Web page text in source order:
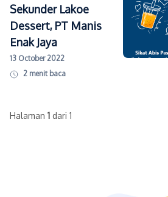
Sekunder Lakoe
Dessert, PT Manis
Enak Jaya
13 October 2022
2 menit baca
Halaman 1 dari 1